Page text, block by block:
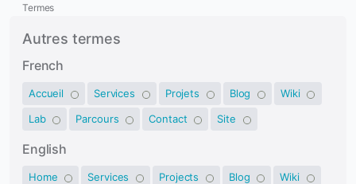
Termes
Autres termes
French
Accueil Services Projets Blog
Wiki
Lab
Parcours Contact Site
English
Home Services Projects Blog
Wiki